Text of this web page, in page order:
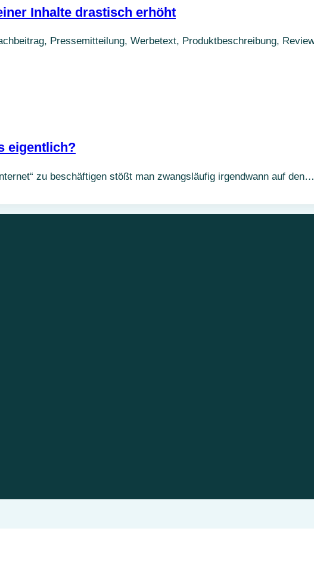
Inhalte drastisch erhöht
Pressemitteilung, Werbetext, Produktbeschreibung,
eigentlich?
zu beschäftigen stößt man zwangsläufig irgendwann auf den…